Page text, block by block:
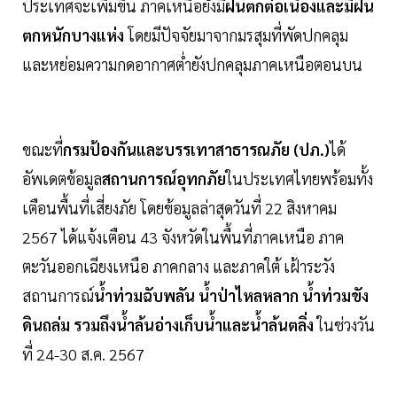
ประเทศจะเพิ่มขึ้น ภาคเหนือยังมีฝนตกต่อเนื่องและมีฝน
ตกหนักบางแห่งโดยมีปัจจัยมาจากมรสุมที่พัดปกคลุม
และหย่อมความกดอากาศต่ำยังปกคลุมภาคเหนือตอนบน
ขณะที่กรมป้องกันและบรรเทาสาธารณภัย (ปภ.)ได้
อัพเดตข้อมูลสถานการณ์อุทกภัยในประเทศไทยพร้อมทั้ง
เตือนพื้นที่เสี่ยงภัย โดยข้อมูลล่าสุดวันที่ 22 สิงหาคม
2567 ได้แจ้งเตือน 43 จังหวัดในพื้นที่ภาคเหนือ ภาค
ตะวันออกเฉียงเหนือ ภาคกลาง และภาคใต้ เฝ้าระวัง
สถานการณ์น้ำท่วมฉับพลัน น้ำป่าไหลหลาก น้ำท่วมขัง
ดินถล่ม รวมถึงน้ำล้นอ่างเก็บน้ำและน้ำล้นตลิ่งในช่วงวัน
ที่ 24-30 ส.ค. 2567